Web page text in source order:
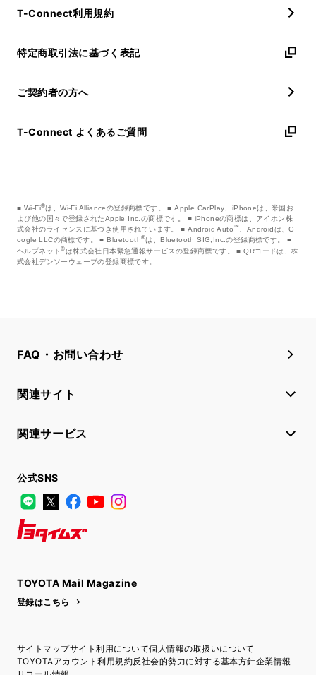
T-Connect利用規約
特定商取引法に基づく表記
ご契約者の方へ
T-Connect よくあるご質問
Wi-Fi®は、Wi-Fi Allianceの登録商標です。
Apple CarPlay、iPhoneは、米国お
よび他の国々で登録されたApple Inc.の商標です。
iPhoneの商標は、アイホン株
式会社のライセンスに基づき使用されています。
Android Auto ™
、Androidは、G
oogle LLCの商標です。
Bluetooth®は、Bluetooth SIG,Inc.の登録商標です。
ヘルプネット®は株式会社日本緊急通報サービスの登録商標です。
QRコードは、株
式会社デンソーウェーブの登録商標です。
FAQ・お問い合わせ
関連サイト
関連サービス
公式SNS
LINE
X FacebookYouTube
TOYOTA Mail Magazine
登録はこちら
サイトマップサイト利用について個人情報の取扱いについて
TOYOTAアカウント利用規約反社会的勢力に対する基本方針企業情報